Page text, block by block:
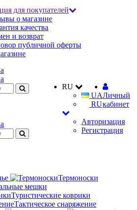
для покупателей
о магазине
качества
и возврат
публичной оферты
RU
UA
RU
Личный
кабинет
Авторизация
Регистрация
Термоноски
мешки
Туристические коврики
Тактическое снаряжение